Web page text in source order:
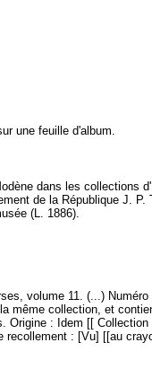
une feuille d'album.
dans les collections
de la République J.
(L. 1886).
volume 11. (...)
même collection, et
Origine : Idem [[ Collection
recollement : [Vu] [[au